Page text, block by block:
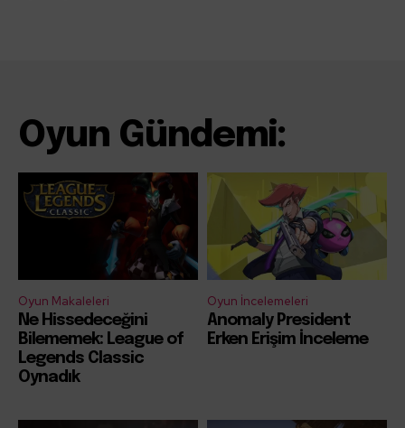
Oyun Gündemi:
Oyun Makaleleri
Ne Hissedeceğini
Bilememek: League of
Legends Classic
Oynadık
Oyun İncelemeleri
Anomaly President
Erken Erişim İnceleme